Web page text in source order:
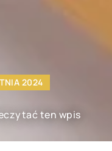
2024
ten wpis